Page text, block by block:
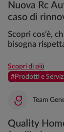
Nuova Rc
caso di
Scopri cos’è,
bisogna
Scopri di più
#Prodotti e
Team
Quality